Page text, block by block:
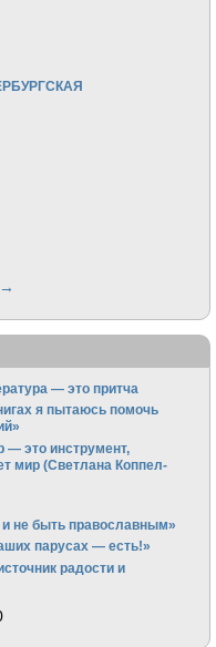
→
— это притча
я пытаюсь помочь
— это инструмент,
мир (Светлана Коппел-
не быть православным»
парусах — есть!»
радости и